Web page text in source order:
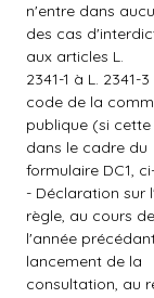
n'entre dans
des cas
aux articles L.
2341-1 à L. 2341-
code de la
publique (si
dans le cadre du
formulaire DC1,
- Déclaration sur
règle, au cours de
l'année
lancement de la
consultation, au